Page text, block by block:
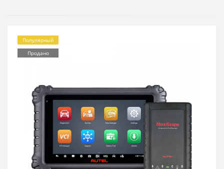
Популярный
Продано